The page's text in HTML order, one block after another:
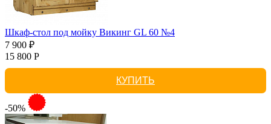
Шкаф-стол под мойку Викинг GL 60 №4
7 900 ₽
15 800 Р
КУПИТЬ
-50%